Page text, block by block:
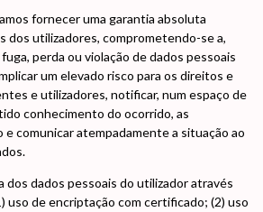
fornecer uma garantia absoluta
dos utilizadores, comprometendo-se a,
perda ou violação de dados pessoais
um elevado risco para os direitos e
e utilizadores, notificar, num espaço de
conhecimento do ocorrido, as
comunicar atempadamente a situação ao
dos dados pessoais do utilizador através
uso de encriptação com certificado; (2) uso